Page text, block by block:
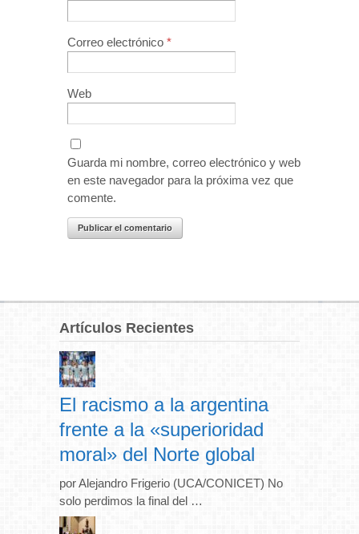
Correo electrónico *
Web
Guarda mi nombre, correo electrónico y web
en este navegador para la próxima vez que
comente.
Artículos Recientes
El racismo a la argentina
frente a la «superioridad
moral» del Norte global
por Alejandro Frigerio (UCA/CONICET) No
solo perdimos la final del …